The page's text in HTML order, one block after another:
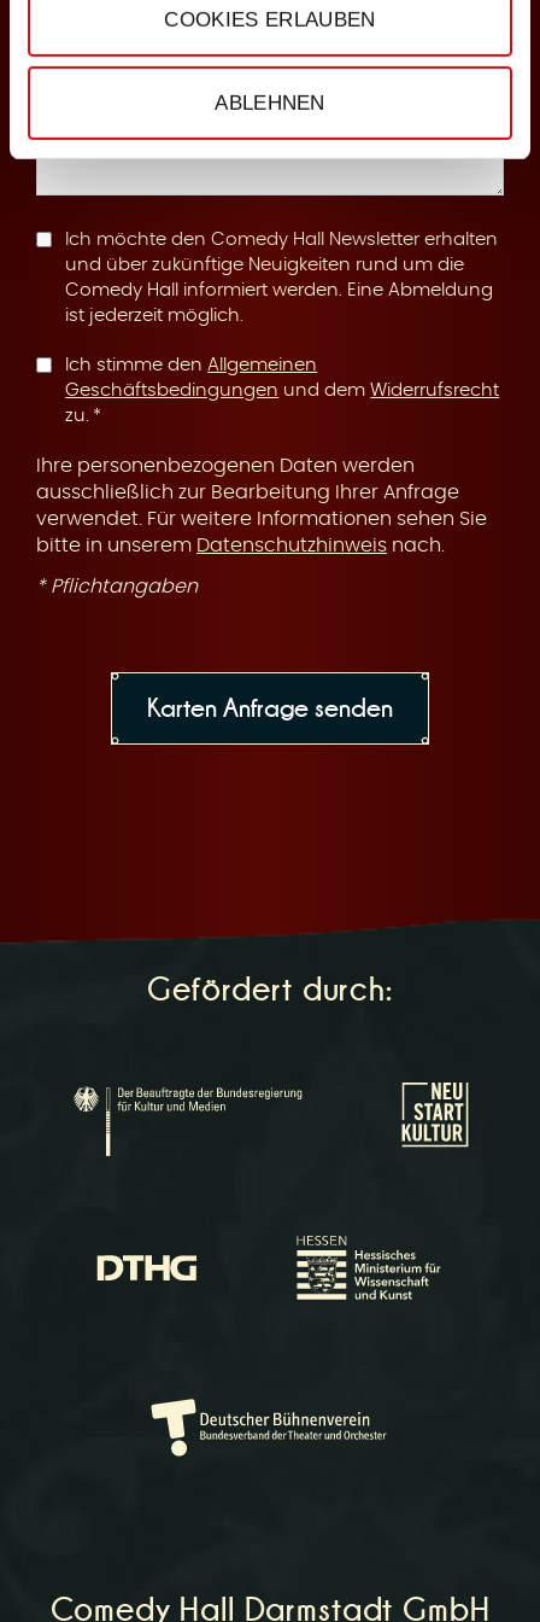
COOKIES ERLAUBEN
ABLEHNEN
n
gIch möchte den Comedy Hall Newsletter erhalten
und über zukünftige Neuigkeiten rund um die
Comedy Hall informiert werden. Eine Abmeldung
ist jederzeit möglich.
Ich stimme denAllgemeinen
Geschäftsbedingungen und demWiderrufsrecht
zu.
Ihre personenbezogenen Daten werden
ausschließlich zur Bearbeitung Ihrer Anfrage
verwendet. Für weitere Informationen sehen Sie
bitte in unserem Datenschutzhinweis nach.
* Pflichtangaben
Gefördert durch:
Comedy Hall Darmstadt GmbH